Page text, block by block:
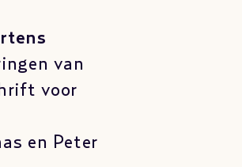
van
voor
en Peter